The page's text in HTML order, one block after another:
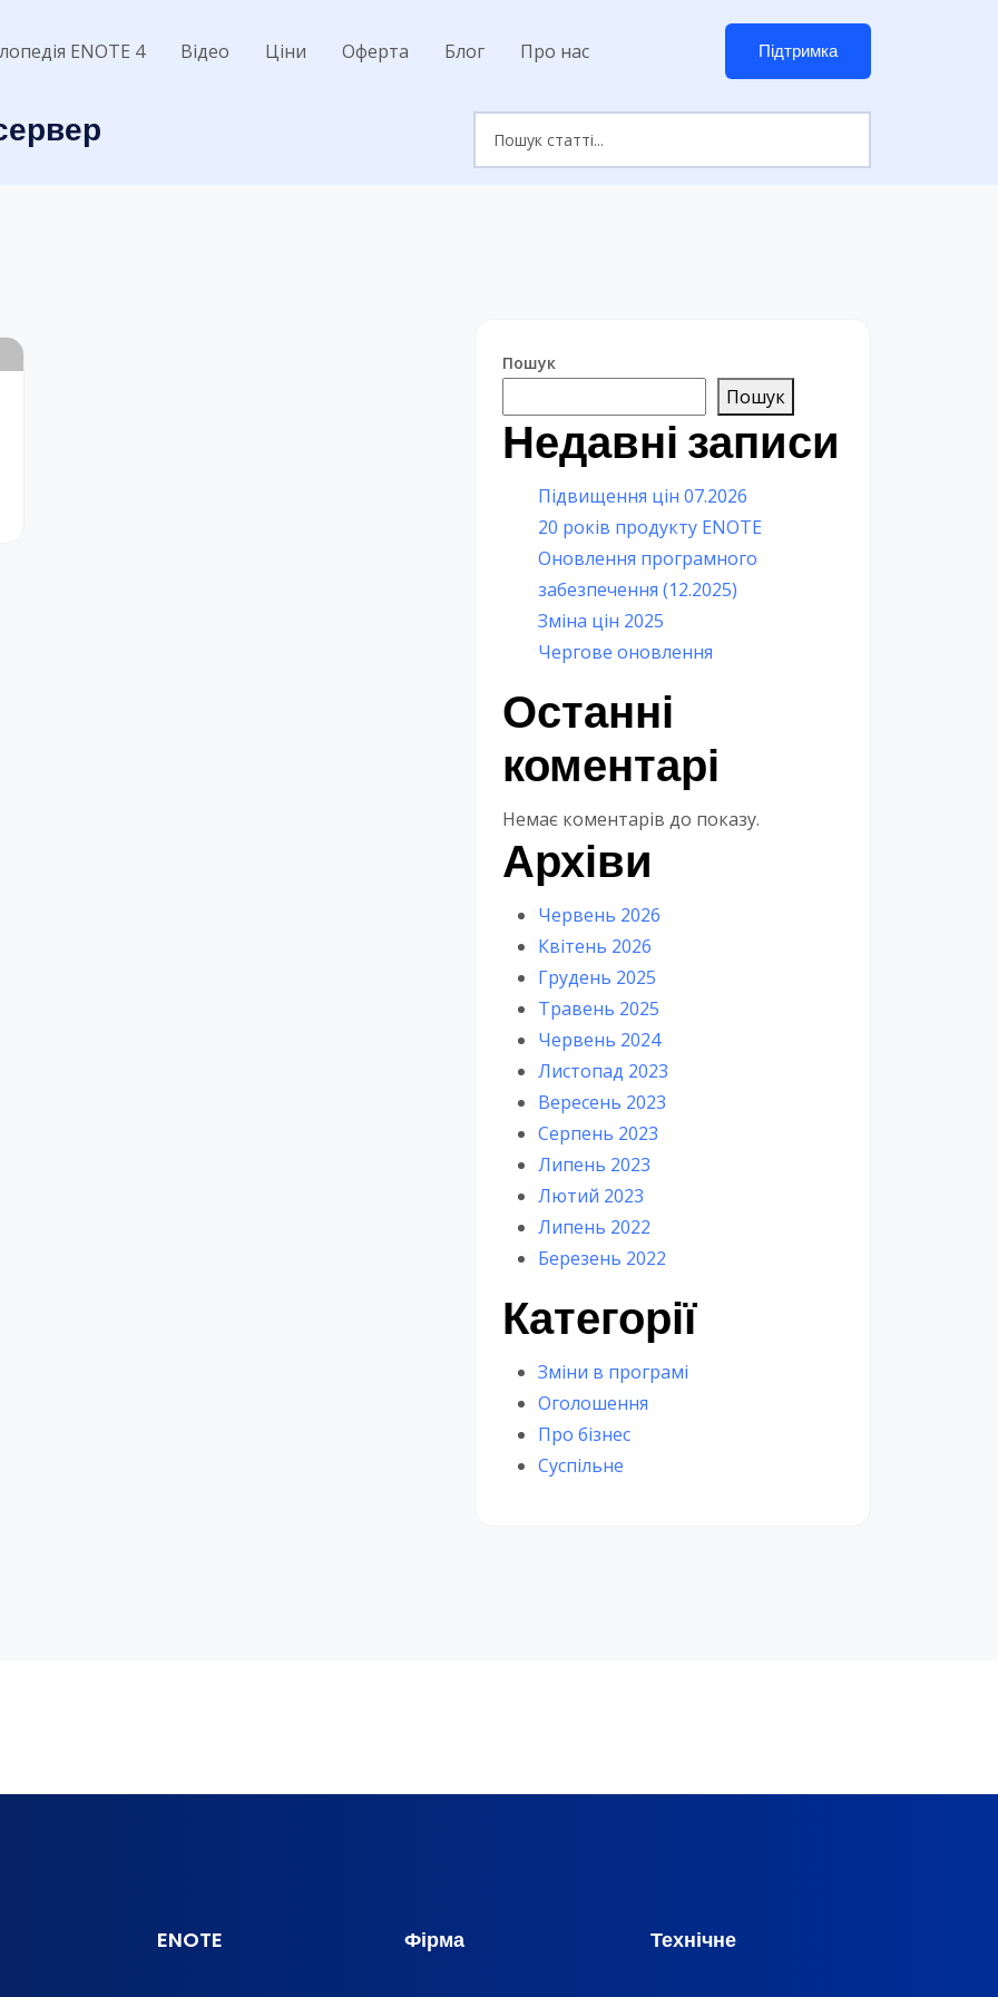
ENOTE 4 Відео Ціни Оферта Блог Про нас Підтримка
Пошук
Пошук
Недавні записи
Підвищення цін 07.2026
20 років продукту ENOTE
Оновлення програмного
забезпечення (12.2025)
Зміна цін 2025
Чергове оновлення
Останні
коментарі
Немає коментарів до показу.
Архіви
Червень 2026
Квітень 2026
Грудень 2025
Травень 2025
Червень 2024
Листопад 2023
Вересень 2023
Серпень 2023
Липень 2023
Лютий 2023
Липень 2022
Березень 2022
Категорії
Зміни в програмі
Оголошення
Про бізнес
Суспільне
ENOTE Фірма Технічне